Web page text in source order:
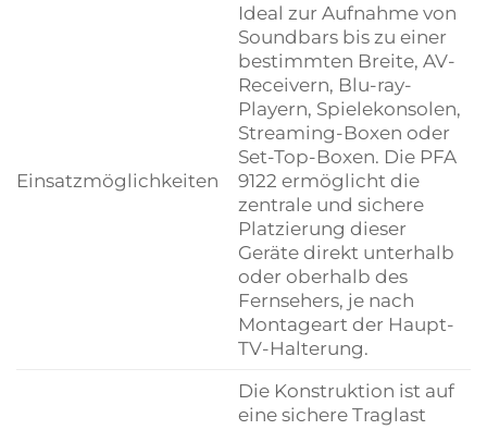
Einsatzmöglichkeiten
Ideal zur Aufnahme von
Soundbars bis zu einer
bestimmten Breite, AV-
Receivern, Blu-ray-
Playern, Spielekonsolen,
Streaming-Boxen oder
Set-Top-Boxen. Die PFA
9122 ermöglicht die
zentrale und sichere
Platzierung dieser
Geräte direkt unterhalb
oder oberhalb des
Fernsehers, je nach
Montageart der Haupt-
TV-Halterung.
Die Konstruktion ist auf
eine sichere Traglast